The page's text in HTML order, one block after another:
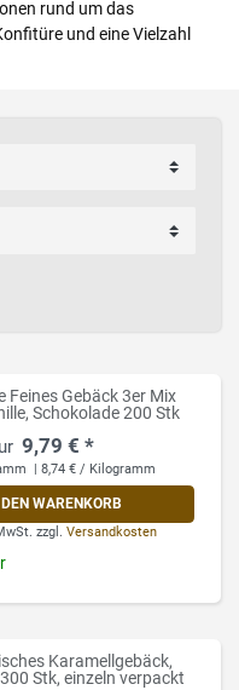
rund um das
und eine Vielzahl
Feines Gebäck 3er Mix
Schokolade 200 Stk
9,79 € *
| 8,74 € / Kilogramm
DEN WARENKORB
zzgl. Versandkosten
Karamellgebäck,
Stk, einzeln verpackt